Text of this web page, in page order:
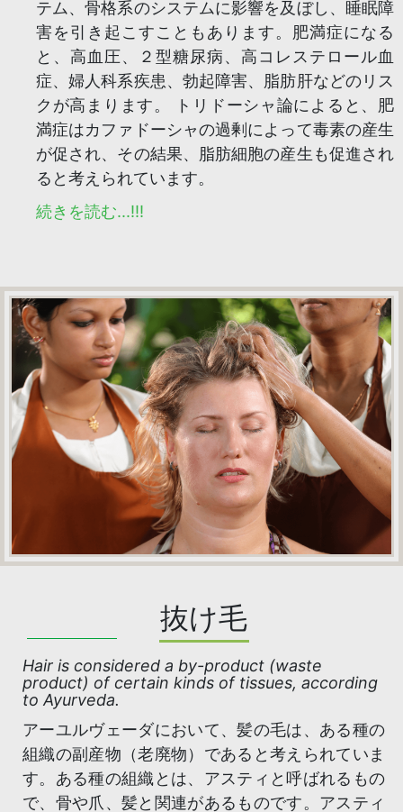
テム、骨格系のシステムに影響を及ぼし、睡眠障
害を引き起こすこともあります。肥満症になる
と、高血圧、２型糖尿病、高コレステロール血
症、婦人科系疾患、勃起障害、脂肪肝などのリス
クが高まります。 トリドーシャ論によると、肥
満症はカファドーシャの過剰によって毒素の産生
が促され、その結果、脂肪細胞の産生も促進され
ると考えられています。
続きを読む...!!!
抜け毛
Hair is considered a by-product (waste
product) of certain kinds of tissues, according
to Ayurveda.
アーユルヴェーダにおいて、髪の毛は、ある種の
組織の副産物（老廃物）であると考えられていま
す。ある種の組織とは、アスティと呼ばれるもの
で、骨や爪、髪と関連があるものです。アスティ